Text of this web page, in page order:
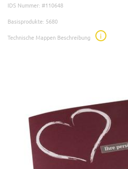
IDS Nummer: #110648
Basisprodukte: 5680
Technische Mappen Beschreibung
i